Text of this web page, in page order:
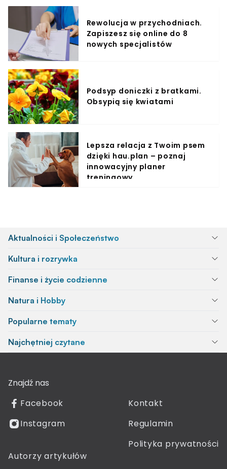
Rewolucja w przychodniach.
Zapiszesz się online do 8
nowych specjalistów
Podsyp doniczki z bratkami.
Obsypią się kwiatami
Lepsza relacja z Twoim psem
dzięki hau.plan – poznaj
innowacyjny planer
treningowy
Aktualności i Społeczeństwo
Kultura i rozrywka
Finanse i życie codzienne
Natura i Hobby
Popularne tematy
Najchętniej czytane
Znajdź nas
Facebook
Instagram
Kontakt
Regulamin
Polityka prywatności
Autorzy artykułów